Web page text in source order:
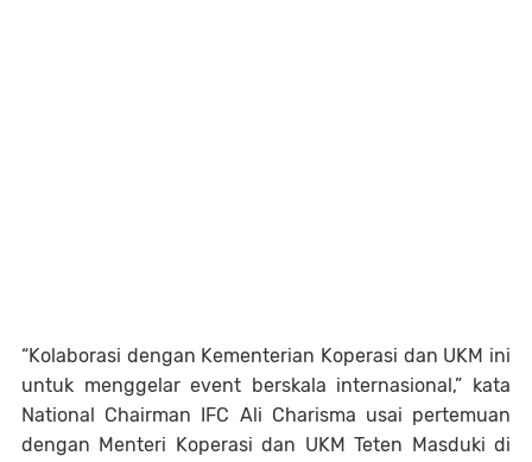
“Kolaborasi dengan Kementerian Koperasi dan UKM ini
untuk menggelar event berskala internasional,” kata
National Chairman IFC Ali Charisma usai pertemuan
dengan Menteri Koperasi dan UKM Teten Masduki di